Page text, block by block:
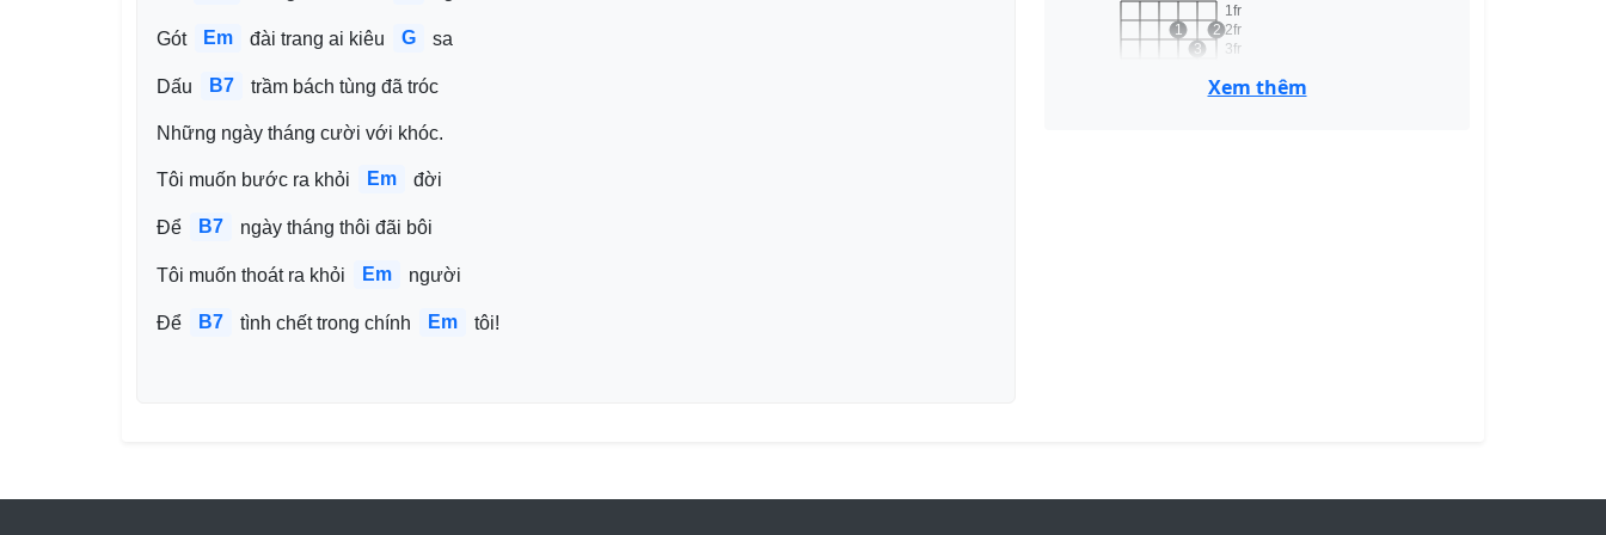
Gót Em đài trang ai kiêu G sa
Dấu B7 trầm bách tùng đã tróc
Những ngày tháng cười với khóc.
Tôi muốn bước ra khỏi Em đời
Để B7 ngày tháng thôi đãi bôi
Tôi muốn thoát ra khỏi Em người
Để B7 tình chết trong chính Em tôi!
1fr
2fr
3fr
1
3
2
Xem thêm